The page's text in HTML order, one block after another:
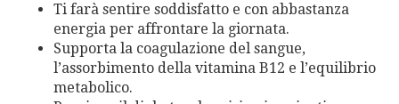
Ti farà sentire soddisfatto e con abbastanza
energia per affrontare la giornata.
Supporta la coagulazione del sangue,
l’assorbimento della vitamina B12 e l’equilibrio
metabolico.